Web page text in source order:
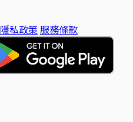
隱私政策 服務條款